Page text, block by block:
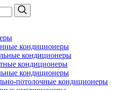
кондиционеры
кондиционеры
кондиционеры
кондиционеры
потолочные кондиционеры